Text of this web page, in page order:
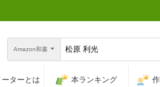
Amazon和書
ターとは 本ランキング